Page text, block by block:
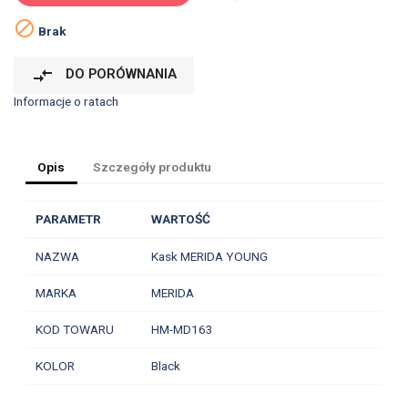
 Brak
compare_arrows DO PORÓWNANIA
Informacje o ratach
Opis Szczegóły produktu
PARAMETR WARTOŚĆ
NAZWA Kask MERIDA YOUNG
MARKA MERIDA
KOD TOWARU HM-MD163
KOLOR Black